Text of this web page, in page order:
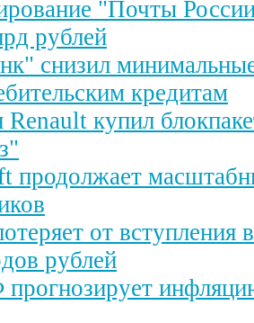
"Почты
рублей
снизил
кредитам
Renault купил
продолжает
от
рублей